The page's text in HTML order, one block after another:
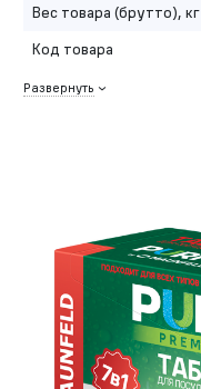
Вес товара (брутто), кг
Код товара
Развернуть